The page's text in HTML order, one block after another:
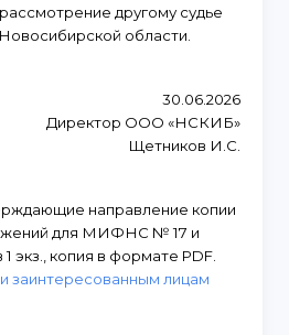
другому судье
области.
30.06.2026
Директор ООО «НСКИБ»
Щетников И.С.
направление копии
для МИФНС № 17 и
экз., копия в формате PDF.
заинтересованным лицам